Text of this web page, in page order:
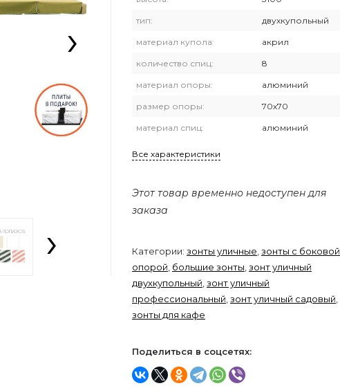
›
›
тип: двухкупольный
материал купола: акрил
количество спиц: 8
материал опоры: алюминий
размер опоры: 70х70
материал спиц: алюминий
Все характеристики
Этот товар временно недоступен для
заказа
Категории: зонты уличные зонты с боковой
опорой большие зонты зонт уличный
двухкупольный зонт уличный
профессиональный зонт уличный садовый
зонты для кафе
Поделиться в соцсетях: